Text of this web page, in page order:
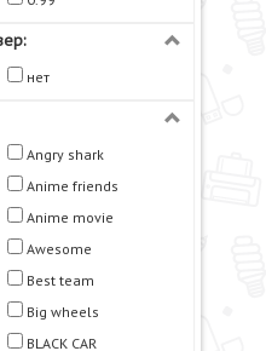
нет
Angry shark
Anime friends
Anime movie
Awesome
Best team
Big wheels
BLACK CAR